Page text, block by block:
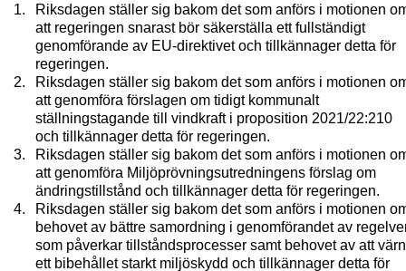
Riksdagen ställer sig bakom det som anförs i motionen
att regeringen snarast bör säkerställa ett fullständigt
genomförande av EU-direktivet och tillkännager detta för
regeringen.
Riksdagen ställer sig bakom det som anförs i motionen
att genomföra förslagen om tidigt kommunalt
ställningstagande till vindkraft i proposition 2021/22:210
och tillkännager detta för regeringen.
Riksdagen ställer sig bakom det som anförs i motionen
att genomföra Miljöprövningsutredningens förslag om
ändringstillstånd och tillkännager detta för regeringen.
Riksdagen ställer sig bakom det som anförs i motionen
behovet av bättre samordning i genomförandet av
som påverkar tillståndsprocesser samt behovet av att
ett bibehållet starkt miljöskydd och tillkännager detta för